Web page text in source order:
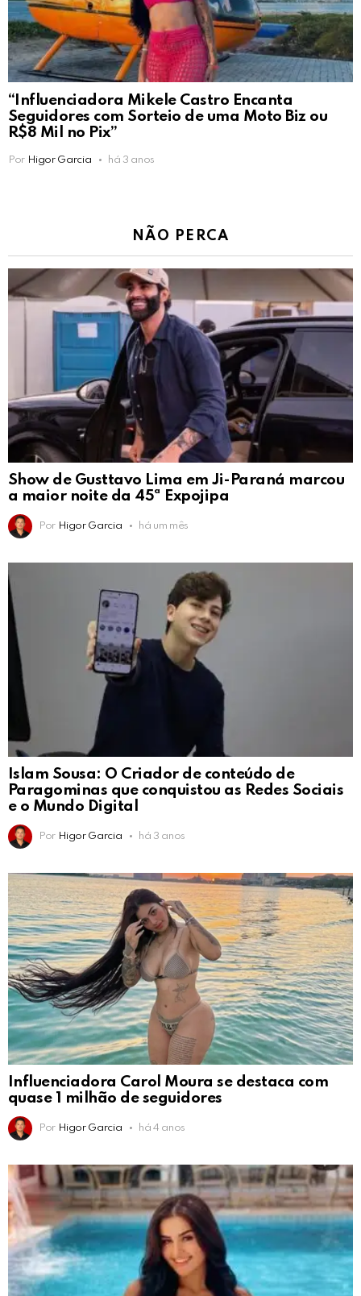
“Influenciadora Mikele Castro Encanta
Seguidores com Sorteio de uma Moto Biz ou
R$8 Mil no Pix”
Por Higor Garcia há 3 anos
NÃO PERCA
Show de Gusttavo Lima em Ji-Paraná marcou
a maior noite da 45ª Expojipa
Por Higor Garcia há um mês
Islam Sousa: O Criador de conteúdo de
Paragominas que conquistou as Redes Sociais
e o Mundo Digital
Por Higor Garcia há 3 anos
Influenciadora Carol Moura se destaca com
quase 1 milhão de seguidores
Por Higor Garcia há 4 anos